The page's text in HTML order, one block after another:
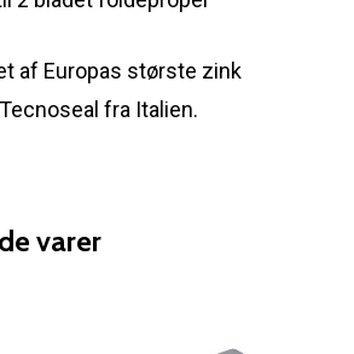
af Europas største zink
fra Italien.
varer